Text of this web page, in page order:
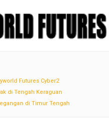
Futures Cyber2
di Tengah Keraguan
di Timur Tengah